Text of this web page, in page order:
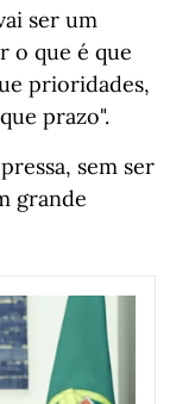
ser um
o que é que
prioridades,
prazo".
sem ser
grande